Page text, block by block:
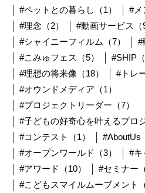
#ペットとの暮らし（1）
#メ
#理念（2）
#動画サービス（9
#シャイニーフィルム（7）
#
#こみゅフェス（5）
#SHIP（
#理想の将来像（18）
#トレ
#オウンドメディア（1）
#プロジェクトリーダー（7）
#子どもの好奇心を叶えるプロ
#コンテスト（1）
#AboutUs
#オープンワールド（3）
#キ
#アワード（10）
#セミナー
#こどもスマイルムーブメント（